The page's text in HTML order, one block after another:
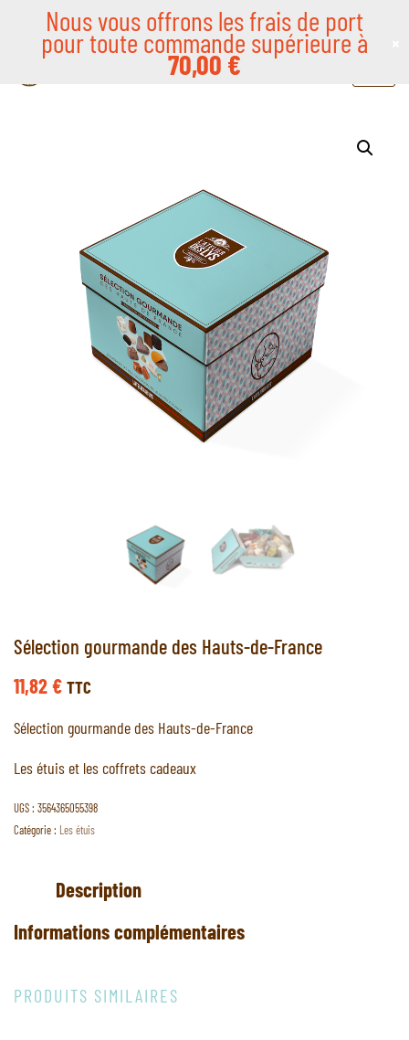
Sélection gourmande des Hauts-de-France
11,82€ TTC
Sélection gourmande des Hauts-de-France
Les étuis et les coffrets cadeaux
UGS : 3564365055398
Catégorie : Les étuis
Description
Informations complémentaires
PRODUITS SIMILAIRES
Nous vous offrons les frais de port
pour toute commande supérieure à
70,00€